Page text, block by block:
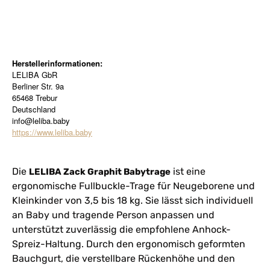
Herstellerinformationen:
LELIBA GbR
Berliner Str. 9a
65468 Trebur
Deutschland
info@leliba.baby
https://www.leliba.baby
Die LELIBA Zack Graphit Babytrage ist eine
ergonomische Fullbuckle-Trage für Neugeborene und
Kleinkinder von 3,5 bis 18 kg. Sie lässt sich individuell
an Baby und tragende Person anpassen und
unterstützt zuverlässig die empfohlene Anhock-
Spreiz-Haltung. Durch den ergonomisch geformten
Bauchgurt, die verstellbare Rückenhöhe und den